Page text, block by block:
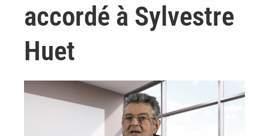
accordé à Sylvestre
Huet